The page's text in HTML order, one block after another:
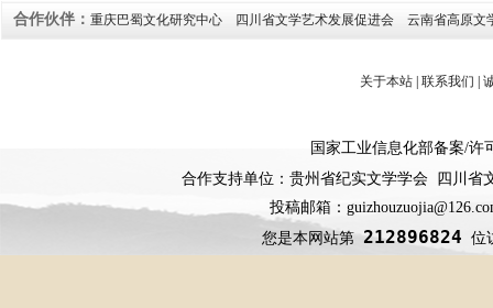
合作伙伴： 重庆巴蜀文化研究中心 四川省文学艺术发展促进会 云南省高原文
关于本站| 联系我们 |
国家工业信息化部备案/许
合作支持单位：贵州省纪实文学学会 四川
投稿邮箱：
您是本网站第212896824